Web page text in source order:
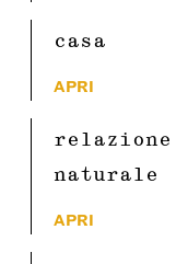
casa
APRI
relazione
naturale
APRI